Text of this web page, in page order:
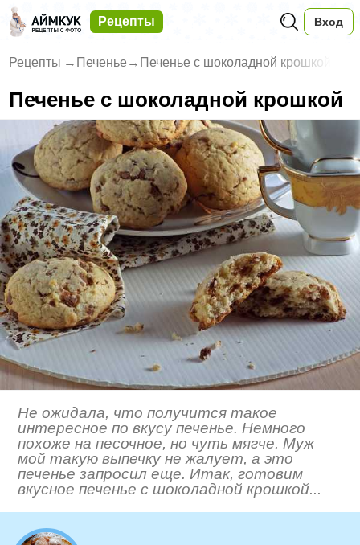
Рецепты Вход
Рецепты → Печенье → Печенье с шоколадной крошкой
Печенье с шоколадной крошкой
Не ожидала, что получится такое
интересное по вкусу печенье. Немного
похоже на песочное, но чуть мягче. Муж
мой такую выпечку не жалует, а это
печенье запросил еще. Итак, готовим
вкусное печенье с шоколадной крошкой...